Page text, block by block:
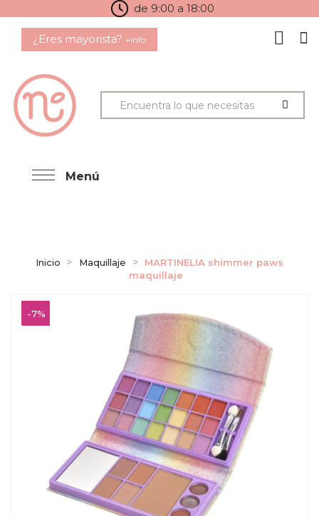
de 9:00 a 18:00
¿Eres mayorista? +info
Menú
Inicio Maquillaje
MARTINELIA shimmer paws
maquillaje
-7%
-7%